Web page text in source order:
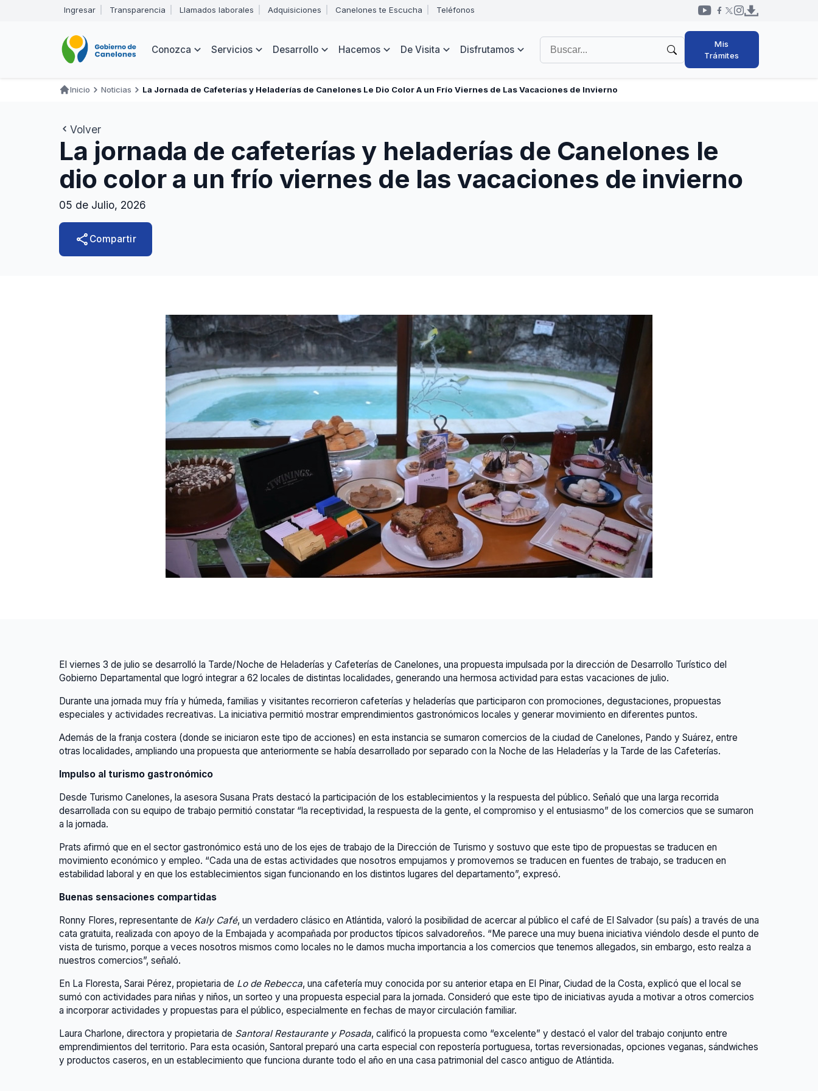
de
Abrir
menú
navegación
Ingresar Transparencia Llamados laborales Adquisiciones Canelones te Escucha Teléfonos
Redes
sociales
cabezal
Navegación
Conozca Servicios Desarrollo Hacemos De Visita Disfrutamos
Buscar
en
el
Mis
Trámites
navegación
Inicio Noticias La Jornada de Cafeterías y Heladerías de Canelones Le Dio Color A un Frío Viernes de Las Vacaciones de Invierno
Volver
La jornada de cafeterías y heladerías de Canelones le
dio color a un frío viernes de las vacaciones de invierno
05 de Julio, 2026
share Compartir
El viernes 3 de julio se desarrolló la Tarde/Noche de Heladerías y Cafeterías de Canelones, una propuesta impulsada por la dirección de Desarrollo Turístico del
Gobierno Departamental que logró integrar a 62 locales de distintas localidades, generando una hermosa actividad para estas vacaciones de julio.
Durante una jornada muy fría y húmeda, familias y visitantes recorrieron cafeterías y heladerías que participaron con promociones, degustaciones, propuestas
especiales y actividades recreativas. La iniciativa permitió mostrar emprendimientos gastronómicos locales y generar movimiento en diferentes puntos.
Además de la franja costera (donde se iniciaron este tipo de acciones) en esta instancia se sumaron comercios de la ciudad de Canelones, Pando y Suárez, entre
otras localidades, ampliando una propuesta que anteriormente se había desarrollado por separado con la Noche de las Heladerías y la Tarde de las Cafeterías.
Impulso al turismo gastronómico
Desde Turismo Canelones, la asesora Susana Prats destacó la participación de los establecimientos y la respuesta del público. Señaló que una larga recorrida
desarrollada con su equipo de trabajo permitió constatar “la receptividad, la respuesta de la gente, el compromiso y el entusiasmo” de los comercios que se sumaron
a la jornada.
Prats afirmó que en el sector gastronómico está uno de los ejes de trabajo de la Dirección de Turismo y sostuvo que este tipo de propuestas se traducen en
movimiento económico y empleo. “Cada una de estas actividades que nosotros empujamos y promovemos se traducen en fuentes de trabajo, se traducen en
estabilidad laboral y en que los establecimientos sigan funcionando en los distintos lugares del departamento”, expresó.
Buenas sensaciones compartidas
Ronny Flores, representante de Kaly Café, un verdadero clásico en Atlántida, valoró la posibilidad de acercar al público el café de El Salvador (su país) a través de una
cata gratuita, realizada con apoyo de la Embajada y acompañada por productos típicos salvadoreños. “Me parece una muy buena iniciativa viéndolo desde el punto de
vista de turismo, porque a veces nosotros mismos como locales no le damos mucha importancia a los comercios que tenemos allegados, sin embargo, esto realza a
nuestros comercios”, señaló.
En La Floresta, Sarai Pérez, propietaria de Lo de Rebecca, una cafetería muy conocida por su anterior etapa en El Pinar, Ciudad de la Costa, explicó que el local se
sumó con actividades para niñas y niños, un sorteo y una propuesta especial para la jornada. Consideró que este tipo de iniciativas ayuda a motivar a otros comercios
a incorporar actividades y propuestas para el público, especialmente en fechas de mayor circulación familiar.
Laura Charlone, directora y propietaria de Santoral Restaurante y Posada, calificó la propuesta como “excelente” y destacó el valor del trabajo conjunto entre
emprendimientos del territorio. Para esta ocasión, Santoral preparó una carta especial con repostería portuguesa, tortas reversionadas, opciones veganas, sándwiches
y productos caseros, en un establecimiento que funciona durante todo el año en una casa patrimonial del casco antiguo de Atlántida.